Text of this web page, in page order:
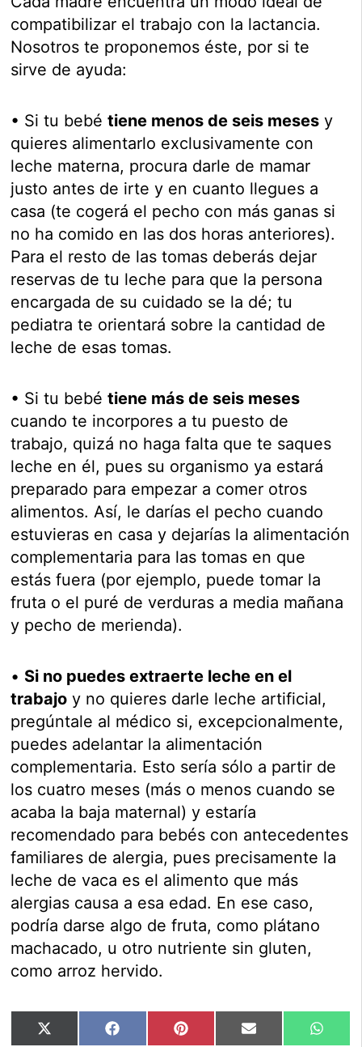
compatibilizar el trabajo con la lactancia.
Nosotros te proponemos éste, por si te
sirve de ayuda:
• Si tu bebétiene menos de seis meses y
quieres alimentarlo exclusivamente con
leche materna, procura darle de mamar
justo antes de irte y en cuanto llegues a
casa (te cogerá el pecho con más ganas si
no ha comido en las dos horas anteriores).
Para el resto de las tomas deberás dejar
reservas de tu leche para que la persona
encargada de su cuidado se la dé; tu
pediatra te orientará sobre la cantidad de
leche de esas tomas.
• Si tu bebétiene más de seis meses
cuando te incorpores a tu puesto de
trabajo, quizá no haga falta que te saques
leche en él, pues su organismo ya estará
preparado para empezar a comer otros
alimentos. Así, le darías el pecho cuando
estuvieras en casa y dejarías la alimentación
complementaria para las tomas en que
estás fuera (por ejemplo, puede tomar la
fruta o el puré de verduras a media mañana
y pecho de merienda).
• Si no puedes extraerte leche en el
trabajo y no quieres darle leche artificial,
pregúntale al médico si, excepcionalmente,
puedes adelantar la alimentación
complementaria. Esto sería sólo a partir de
los cuatro meses (más o menos cuando se
acaba la baja maternal) y estaría
recomendado para bebés con antecedentes
familiares de alergia, pues precisamente la
leche de vaca es el alimento que más
alergias causa a esa edad. En ese caso,
podría darse algo de fruta, como plátano
machacado, u otro nutriente sin gluten,
como arroz hervido.
Compartir
X Compartir
Facebook Compartir
Pinterest Compartir
Email